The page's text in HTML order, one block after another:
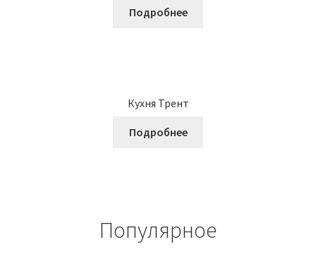
Подробнее
Кухня Трент
Подробнее
Популярное